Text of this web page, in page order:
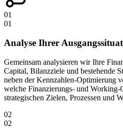
01
01
Analyse Ihrer
Gemeinsam analysieren wir Ihre
Capital, Bilanzziele und bestehende
neben der Kennzahlen-Optimierung
welche Finanzierungs- und Working-
strategischen Zielen, Prozessen und
02
02